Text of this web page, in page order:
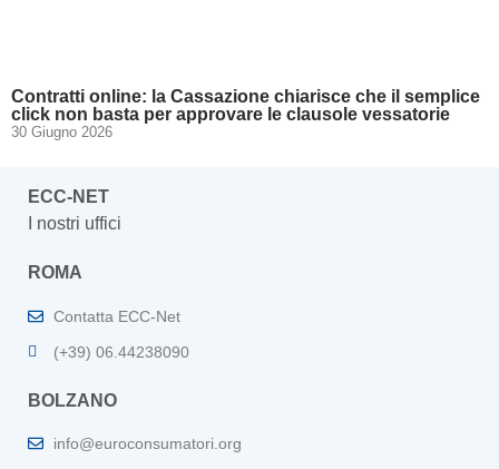
Contratti online: la Cassazione chiarisce che il semplice
click non basta per approvare le clausole vessatorie
30 Giugno 2026
ECC-NET
I nostri uffici
ROMA
Contatta ECC-Net
(+39) 06.44238090
BOLZANO
info@euroconsumatori.org